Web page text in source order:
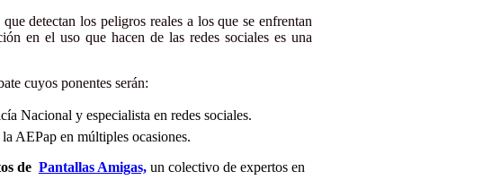
detectan los peligros reales a los que se enfrentan
en el uso que hacen de las redes sociales es una
cuyos ponentes serán:
Nacional y especialista en redes sociales.
AEPap en múltiples ocasiones.
de Pantallas Amigas,un colectivo de expertos en